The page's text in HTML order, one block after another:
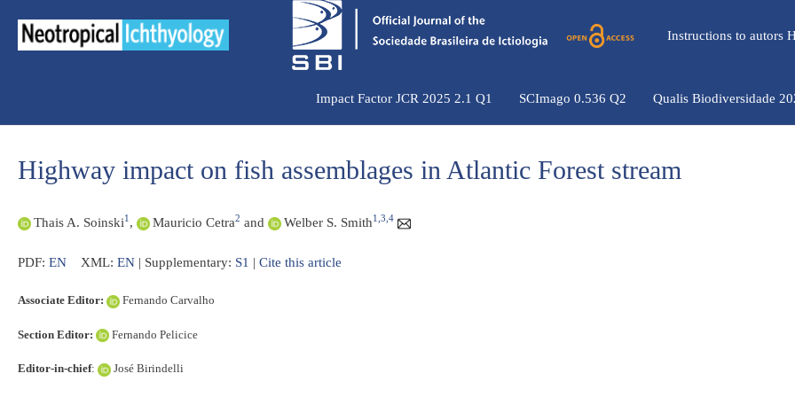
para
Instructions to autors
Impact Factor JCR 2025 2.1 Q1 SCImago 0.536 Q2 Qualis Biodiversidade
Highway impact on fish assemblages in Atlantic Forest stream
Thais A. Soinski1 , Mauricio Cetra2 and Welber S. Smith1,3,4
PDF: EN XML: EN | Supplementary: S1 | Cite this article
Associate Editor: Fernando Carvalho
Section Editor: Fernando Pelicice
Editor-in-chief: José Birindelli